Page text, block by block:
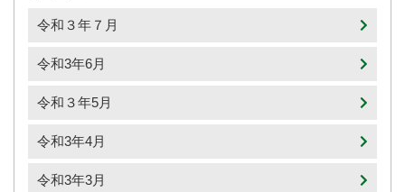
令和３年７月
令和3年6月
令和３年5月
令和3年4月
令和3年3月